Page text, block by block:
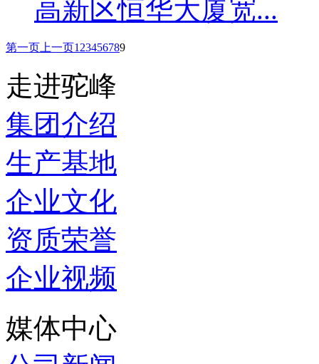
高新区恒华大厦宽...
第一页 上一页1 23456789
走进驼峰
集团介绍
生产基地
企业文化
资质荣誉
企业视频
媒体中心